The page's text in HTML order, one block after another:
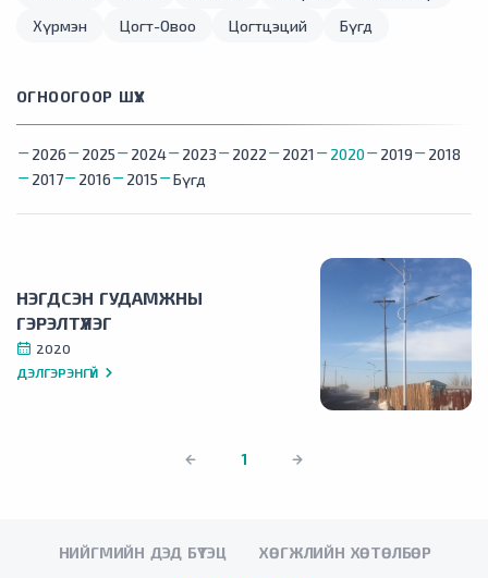
НЭГДСЭН ГУДАМЖНЫ
ГЭРЭЛТҮҮЛЭГ
2020
ДЭЛГЭРЭНГҮЙ
Хүрмэн
Цогт-Овоо Цогтцэций Бүгд
ОГНООГООР ШҮҮХ
2026 2025 2024 2023 2022 2021 2020 2019
2018
2017
2016 2015 Бүгд
1
НИЙГМИЙН ДЭД БҮТЭЦ ХӨГЖЛИЙН ХӨТӨЛБӨР